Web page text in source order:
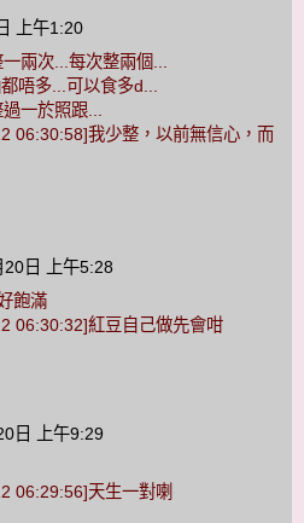
上午1:20
兩次...每次整兩個...
唔多...可以食多d...
一於照跟...
06:30:58]我少整，以前無信心，而
20日 上午5:28
飽滿
06:30:32]紅豆自己做先會咁
日 上午9:29
06:29:56]天生一對喇